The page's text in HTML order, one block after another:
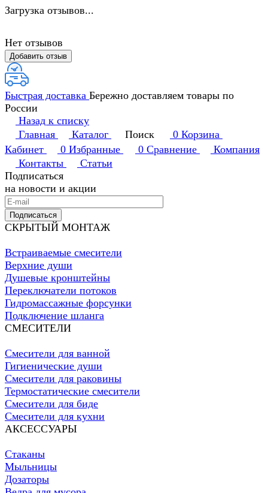
Загрузка отзывов...
Нет отзывов
Добавить отзыв
Быстрая доставка Бережно доставляем товары по
России
Назад к списку
Главная
Каталог Поиск 0 Корзина
Кабинет
0 Избранные 0 Сравнение
Компания
Контакты
Статьи
Подписаться
на новости и акции
Подписаться
СКРЫТЫЙ МОНТАЖ
Встраиваемые смесители
Верхние души
Душевые кронштейны
Переключатели потоков
Гидромассажные форсунки
Подключение шланга
СМЕСИТЕЛИ
Смесители для ванной
Гигиенические души
Смесители для раковины
Термостатические смесители
Смесители для биде
Смесители для кухни
АКСЕССУАРЫ
Стаканы
Мыльницы
Дозаторы